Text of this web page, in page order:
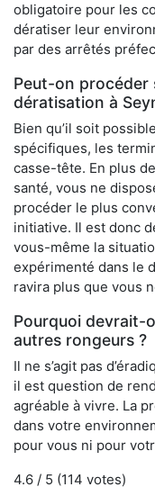
obligatoire pour les
dératiser leur
par des arrêtés
Peut-on procéder
dératisation à
Bien qu’il soit
spécifiques, les
casse-tête. En plus
santé, vous ne
procéder le plus
initiative. Il est donc
vous-même la
expérimenté dans le
ravira plus que vous
Pourquoi devrait-
autres rongeurs ?
Il ne s’agit pas
il est question de
agréable à vivre. La
dans votre
pour vous ni pour
4.6 / 5 (114 votes)